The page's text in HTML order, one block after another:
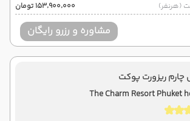
(هرنفر)
۱۵۳٬۹۰۰٬۰۰۰ تومان
مشاوره و رزرو رایگان
چارم ریزورت پوکت
The Charm Resort Phuket